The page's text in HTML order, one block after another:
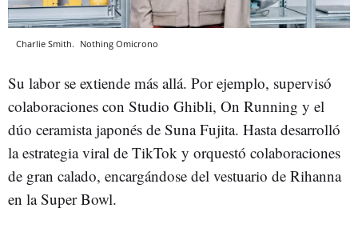
Charlie Smith. Nothing Omicrono
Su labor se extiende más allá. Por ejemplo, supervisó
colaboraciones con Studio Ghibli, On Running y el
dúo ceramista japonés de Suna Fujita. Hasta desarrolló
la estrategia viral de TikTok y orquestó colaboraciones
de gran calado, encargándose del vestuario de Rihanna
en la Super Bowl.